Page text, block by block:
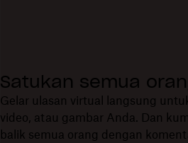
Satukan semua
Gelar ulasan virtual langsung
video, atau gambar Anda. Dan
balik semua orang dengan